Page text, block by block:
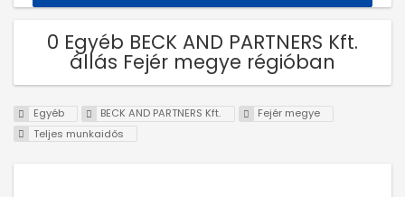
0 Egyéb BECK AND PARTNERS Kft.
állás Fejér megye régióban
Egyéb BECK AND PARTNERS Kft.
Fejér megye
Teljes munkaidős